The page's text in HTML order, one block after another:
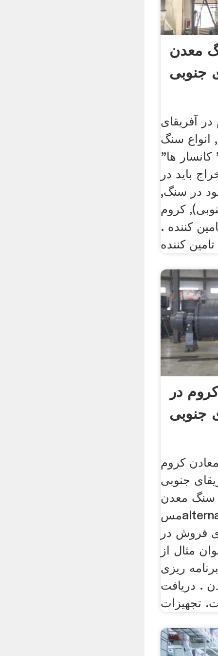
معدن
جنوبی
آفریقای
سنگ
ها"
باید در
در سنگ,
کروم
کننده .
کننده
در
جنوبی
کروم
جنوبی
سنگ معدن
مسalternatebuild. خشک کن
فروش در
مثال از
ریزی
. دریافت
تجهیزات